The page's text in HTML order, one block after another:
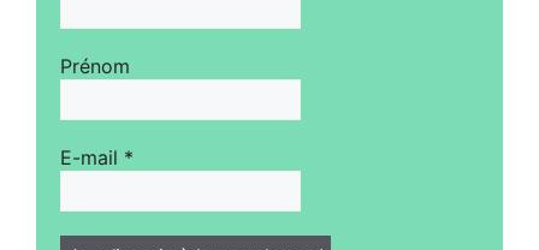
Prénom
E-mail *